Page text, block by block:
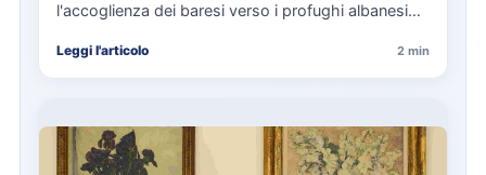
l'accoglienza dei baresi verso i profughi albanesi
Leggi l'articolo 2 min